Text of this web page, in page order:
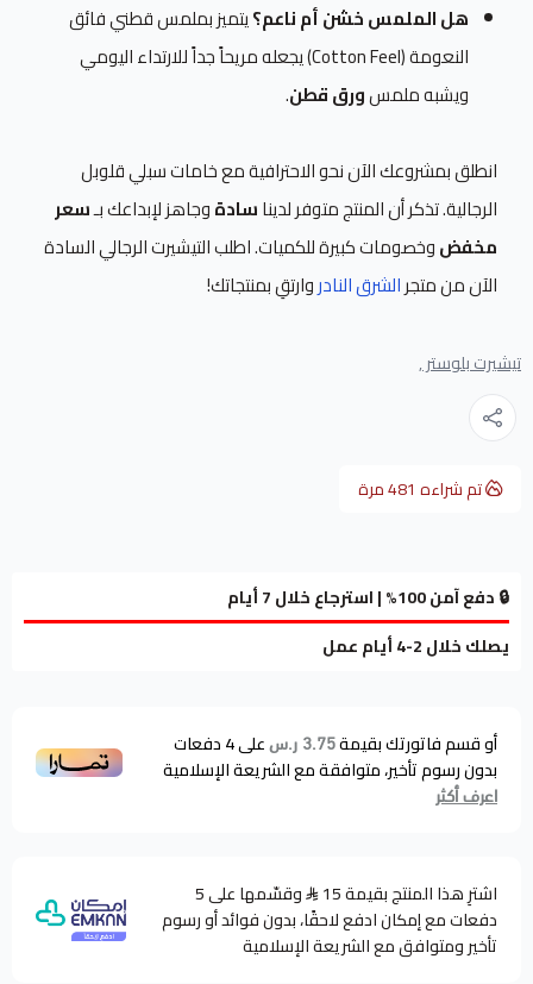
هل الملمس خشن أم ناعم؟يتميز بملمس قطني فائق
النعومة (Cotton Feel) يجعله مريحاً جداً للارتداء اليومي
ويشبه ملمسورق قطن.
انطلق بمشروعك الآن نحو الاحترافية مع خامات سبلي قلوبل
الرجالية. تذكر أن المنتج متوفر لديناسادةوجاهز لإبداعك بـسعر
مخفضوخصومات كبيرة للكميات. اطلب التيشيرت الرجالي السادة
الآن من متجرالشرق النادروارتقِ بمنتجاتك!
تيشيرت بلوستر ,
تم شراءه 481مرة
🔒 دفع آمن 100% | استرجاع خلال 7 أيام
يصلك خلال 2-4 أيام عمل
أو قسم فاتورتك بقيمة3.75 ر.س على4دفعات
بدون رسوم تأخير، متوافقة مع الشريعة الإسلامية
اعرف أكثر
اشترِ هذا المنتج بقيمة 15
وقسّمها على 5
دفعات مع إمكان ادفع لاحقًا، بدون فوائد أو رسوم
تأخير ومتوافق مع الشريعة الإسلامية